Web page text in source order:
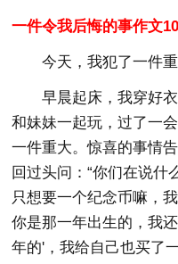
一件令我后悔的事作文10
今天，我犯了一件重
早晨起床，我穿好
和妹妹一起玩，过了一
一件重大。惊喜的事情
回过头问：“你们在说什
只想要一个纪念币嘛，
你是那一年出生的，我
年的'，我给自己也买了